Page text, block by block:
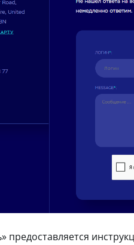
предоставляется